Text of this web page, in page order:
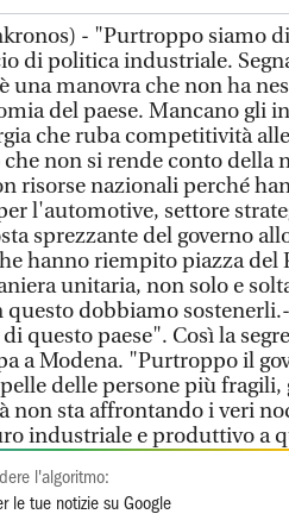
- "Purtroppo siamo
di politica industriale.
una manovra che non ha
del paese. Mancano gli
che ruba competitività
che non si rende conto della
risorse nazionali perché
l'automotive, settore
sprezzante del governo
hanno riempito piazza del
unitaria, non solo e
questo dobbiamo
questo paese". Così la
a Modena. "Purtroppo il
delle persone più
non sta affrontando i veri
industriale e produttivo a
l'algoritmo:
le tue notizie su Google